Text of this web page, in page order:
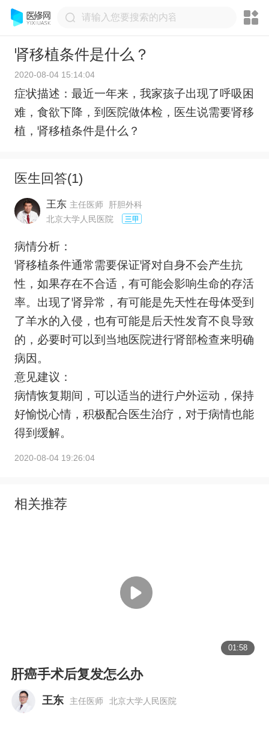
肾移植条件是什么？
2020-08-04 15:14:04
症状描述：最近一年来，我家孩子出现了呼吸困
难，食欲下降，到医院做体检，医生说需要肾移
植，肾移植条件是什么？
医生回答(1)
王东 主任医师
肝胆外科
北京大学人民医院
病情分析：
肾移植条件通常需要保证肾对自身不会产生抗
性，如果存在不合适，有可能会影响生命的存活
率。出现了肾异常，有可能是先天性在母体受到
了羊水的入侵，也有可能是后天性发育不良导致
的，必要时可以到当地医院进行肾部检查来明确
病因。
意见建议：
病情恢复期间，可以适当的进行户外运动，保持
好愉悦心情，积极配合医生治疗，对于病情也能
得到缓解。
2020-08-04 19:26:04
相关推荐
01:58
肝癌手术后复发怎么办
王东 主任医师 北京大学人民医院